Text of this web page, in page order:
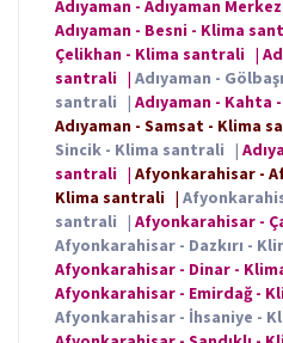
Adıyaman - Adıyaman
Adıyaman - Besni - Klima
Çelikhan - Klima santrali |
santrali | Adıyaman -
santrali | Adıyaman -
Adıyaman - Samsat - Klima
Sincik - Klima santrali |
santrali | Afyonkarahisar -
Klima santrali |
santrali | Afyonkarahisar -
Afyonkarahisar - Dazkırı -
Afyonkarahisar - Dinar -
Afyonkarahisar - Emirdağ -
Afyonkarahisar - İhsaniye -